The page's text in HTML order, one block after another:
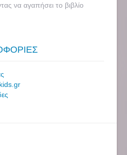
να αγαπήσει το βιβλίο